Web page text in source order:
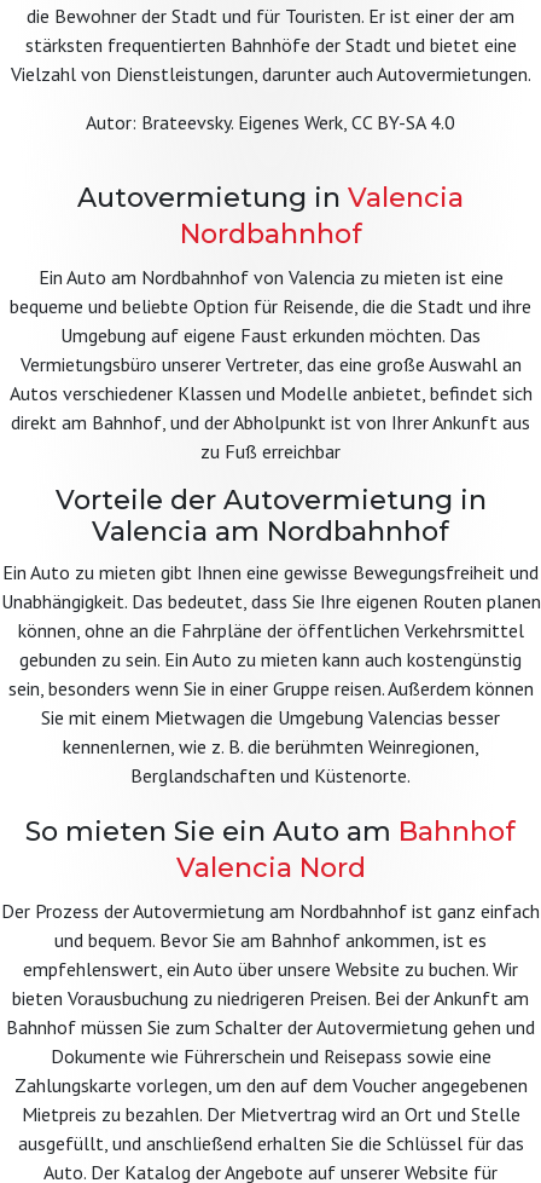
die Bewohner der Stadt und für Touristen. Er ist einer der am
stärksten frequentierten Bahnhöfe der Stadt und bietet eine
Vielzahl von Dienstleistungen, darunter auch Autovermietungen.
Autor: Brateevsky. Eigenes Werk, CC BY-SA 4.0
Autovermietung in Valencia
Nordbahnhof
Ein Auto am Nordbahnhof von Valencia zu mieten ist eine
bequeme und beliebte Option für Reisende, die die Stadt und ihre
Umgebung auf eigene Faust erkunden möchten. Das
Vermietungsbüro unserer Vertreter, das eine große Auswahl an
Autos verschiedener Klassen und Modelle anbietet, befindet sich
direkt am Bahnhof, und der Abholpunkt ist von Ihrer Ankunft aus
zu Fuß erreichbar
Vorteile der Autovermietung in
Valencia am Nordbahnhof
Ein Auto zu mieten gibt Ihnen eine gewisse Bewegungsfreiheit und
Unabhängigkeit. Das bedeutet, dass Sie Ihre eigenen Routen planen
können, ohne an die Fahrpläne der öffentlichen Verkehrsmittel
gebunden zu sein. Ein Auto zu mieten kann auch kostengünstig
sein, besonders wenn Sie in einer Gruppe reisen. Außerdem können
Sie mit einem Mietwagen die Umgebung Valencias besser
kennenlernen, wie z. B. die berühmten Weinregionen,
Berglandschaften und Küstenorte.
So mieten Sie ein Auto am Bahnhof
Valencia Nord
Der Prozess der Autovermietung am Nordbahnhof ist ganz einfach
und bequem. Bevor Sie am Bahnhof ankommen, ist es
empfehlenswert, ein Auto über unsere Website zu buchen. Wir
bieten Vorausbuchung zu niedrigeren Preisen. Bei der Ankunft am
Bahnhof müssen Sie zum Schalter der Autovermietung gehen und
Dokumente wie Führerschein und Reisepass sowie eine
Zahlungskarte vorlegen, um den auf dem Voucher angegebenen
Mietpreis zu bezahlen. Der Mietvertrag wird an Ort und Stelle
ausgefüllt, und anschließend erhalten Sie die Schlüssel für das
Auto. Der Katalog der Angebote auf unserer Website für